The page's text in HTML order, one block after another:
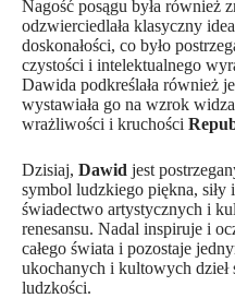
Nagość posągu była również
odzwierciedlała klasyczny
doskonałości, co było
czystości i intelektualnego
Dawida podkreślała również
wystawiała go na wzrok
wrażliwości i kruchości
Dzisiaj, Dawid jest
symbol ludzkiego piękna, siły
świadectwo artystycznych i
renesansu. Nadal inspiruje i
całego świata i pozostaje
ukochanych i kultowych
ludzkości.